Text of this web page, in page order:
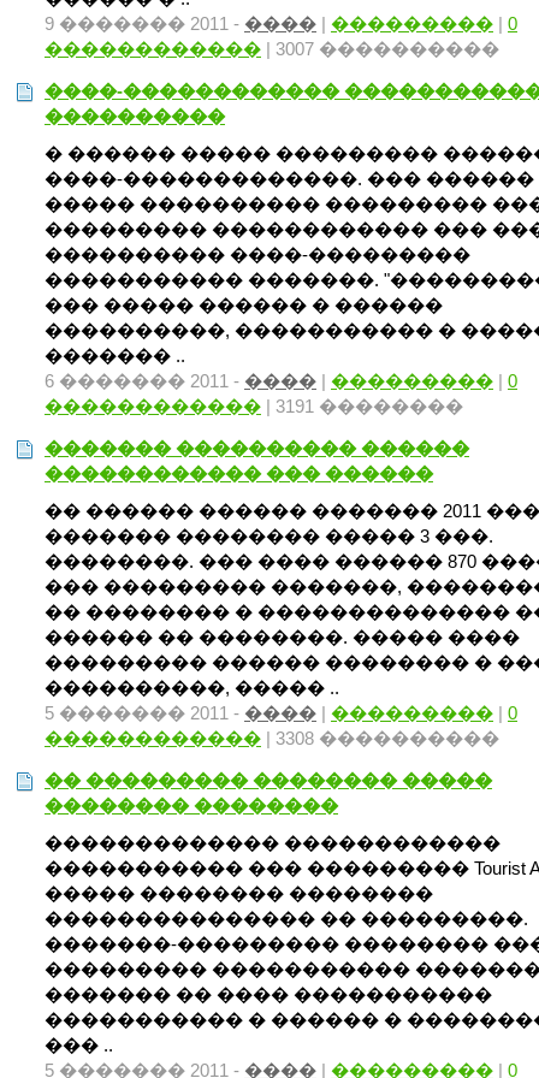
9 ������� 2011 - ���� | ��������� | 0
������������ | 3007 ����������
����-������������
����������
� ������ ����� ���������
����-�������������. ��� ������
����� ���������� ���������
��������� ������������ ���
���������� ����-���������
����������� �������.
��� ����� ������ � ������
����������, ����������� �
������� ..
6 ������� 2011 - ���� | ��������� | 0
������������ | 3191 ��������
������� ���������� ������
������������ ��� ������
�� ������ ������ ������� 2011
������� �������� ����� 3 ���.
��������. ��� ���� ������ 870
��� ��������� �������,
�� �������� � ��������������
������ �� ��������. ����� ����
��������� ������ �������� �
����������, ����� ..
5 ������� 2011 - ���� | ��������� | 0
������������ | 3308 ����������
�� ��������� �������� �����
�������� ��������
������������� ������������
����������� ��� ��������� Tourist
����� �������� ��������
��������������� �� ���������.
�������-��������� ��������
��������� �����������
������� �� ���� �����������
����������� � ������ �
��� ..
5 ������� 2011 - ���� | ��������� | 0